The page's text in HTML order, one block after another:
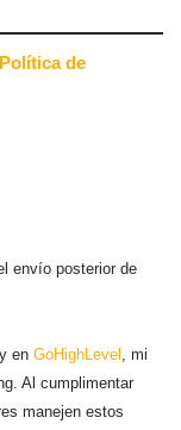
Política de
envío posterior de
y en GoHighLevel , mi
Al cumplimentar
manejen estos